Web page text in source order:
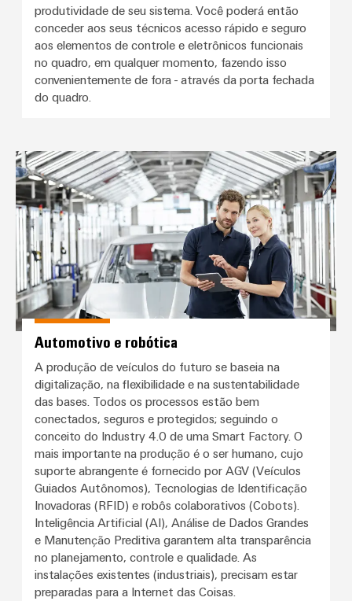
produtividade de seu sistema. Você poderá então
conceder aos seus técnicos acesso rápido e seguro
aos elementos de controle e eletrônicos funcionais
no quadro, em qualquer momento, fazendo isso
convenientemente de fora - através da porta fechada
do quadro.
Automotivo e robótica
Automotivo e robótica
A produção de veículos do futuro se baseia na
digitalização, na flexibilidade e na sustentabilidade
das bases. Todos os processos estão bem
conectados, seguros e protegidos; seguindo o
conceito do Industry 4.0 de uma Smart Factory. O
mais importante na produção é o ser humano, cujo
suporte abrangente é fornecido por AGV (Veículos
Guiados Autônomos), Tecnologias de Identificação
Inovadoras (RFID) e robôs colaborativos (Cobots).
Inteligência Artificial (AI), Análise de Dados Grandes
e Manutenção Preditiva garantem alta transparência
no planejamento, controle e qualidade. As
instalações existentes (industriais), precisam estar
preparadas para a Internet das Coisas.